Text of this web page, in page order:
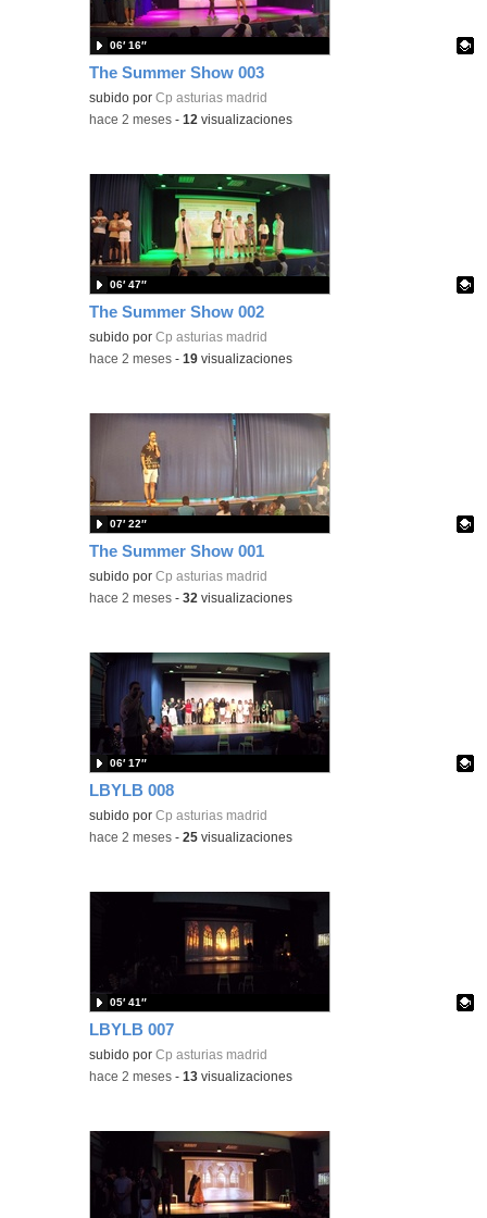
The Summer Show 003
Contenido educativo.
subido porCp asturias madrid
06′ 16″
-hace 2 meses -12 visualizaciones
The Summer Show 002
Contenido educativo.
subido porCp asturias madrid
06′ 47″
-hace 2 meses -19 visualizaciones
The Summer Show 001
Contenido educativo.
subido porCp asturias madrid
07′ 22″
-hace 2 meses -32 visualizaciones
LBYLB 008
Contenido educativo.
subido porCp asturias madrid
06′ 17″
-hace 2 meses -25 visualizaciones
LBYLB 007
Contenido educativo.
subido porCp asturias madrid
05′ 41″
-hace 2 meses -13 visualizaciones